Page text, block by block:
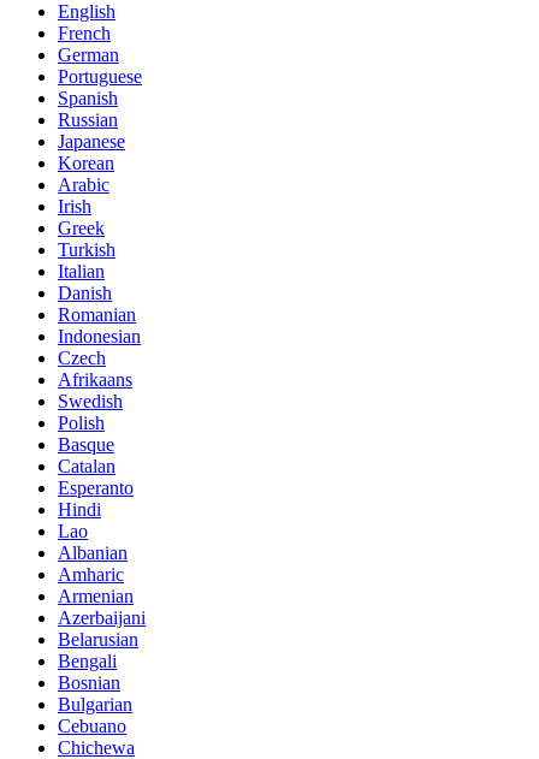
English
French
German
Portuguese
Spanish
Russian
Japanese
Korean
Arabic
Irish
Greek
Turkish
Italian
Danish
Romanian
Indonesian
Czech
Afrikaans
Swedish
Polish
Basque
Catalan
Esperanto
Hindi
Lao
Albanian
Amharic
Armenian
Azerbaijani
Belarusian
Bengali
Bosnian
Bulgarian
Cebuano
Chichewa